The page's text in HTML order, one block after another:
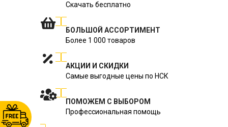
Скачать бесплатно
БОЛЬШОЙ АССОРТИМЕНТ
Более 1 000 товаров
АКЦИИ И СКИДКИ
Самые выгодные цены по НСК
ПОМОЖЕМ С ВЫБОРОМ
Профессиональная помощь